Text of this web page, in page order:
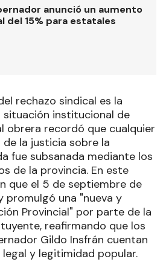
anunció un aumento
del 15% para estatales
rechazo sindical es la
situación institucional de
obrera recordó que cualquier
la justicia sobre la
fue subsanada mediante los
de la provincia. En este
que el 5 de septiembre de
promulgó una "nueva y
Provincial" por parte de la
reafirmando que los
Gildo Insfrán cuentan
y legitimidad popular.